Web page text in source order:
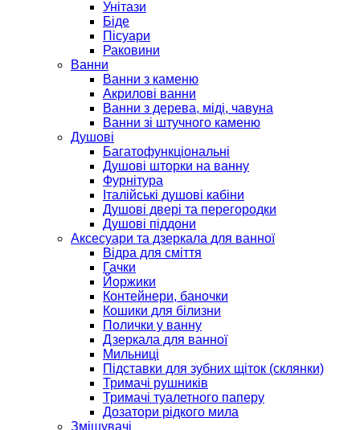
Унітази
Біде
Пісуари
Раковини
Ванни
Ванни з каменю
Акрилові ванни
Ванни з дерева, міді, чавуна
Ванни зі штучного каменю
Душові
Багатофункціональні
Душові шторки на ванну
Фурнітура
Італійські душові кабіни
Душові двері та перегородки
Душові піддони
Аксесуари та дзеркала для ванної
Відра для сміття
Гачки
Йоржики
Контейнери, баночки
Кошики для білизни
Полички у ванну
Дзеркала для ванної
Мильниці
Підставки для зубних щіток (склянки)
Тримачі рушників
Тримачі туалетного паперу
Дозатори рідкого мила
Змішувачі